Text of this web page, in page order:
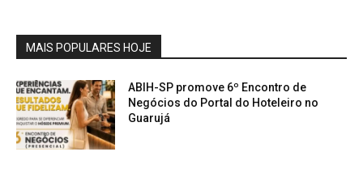
MAIS POPULARES HOJE
ABIH-SP promove 6º Encontro de
Negócios do Portal do Hoteleiro no
Guarujá